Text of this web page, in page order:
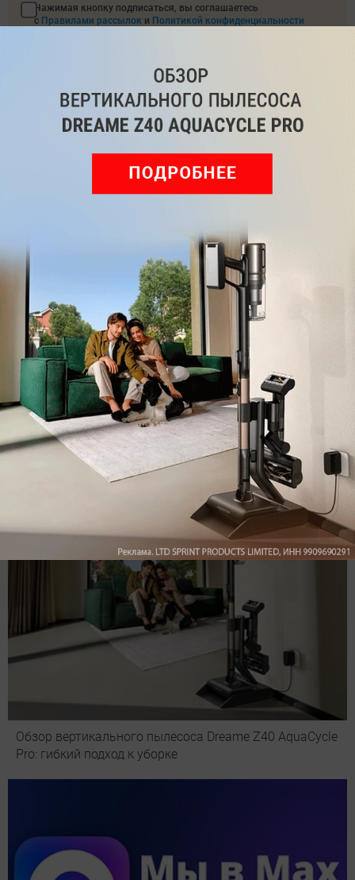
Нажимая кнопку подписаться, вы соглашаетесь
с Правилами рассылок и Политикой конфиденциальности
Читайте нас в соц. сетях
Telegram Одноклассники
Дзен
Комментарии
Мы знаем, вам есть что сказать!
ВойдитеилиЗарегистрируйтесь , чтобы
оставить комментарий
Рекомендуем
Обзор вертикального пылесоса Dreame Z40 AquaCycle
Pro: гибкий подход к уборке